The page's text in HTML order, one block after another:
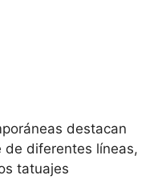
destacan
de diferentes líneas,
tatuajes